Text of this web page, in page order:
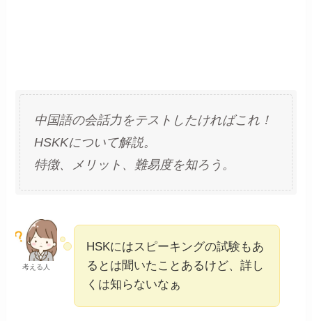
中国語の会話力をテストしたければこれ！
HSKKについて解説。
特徴、メリット、難易度を知ろう。
考える人
HSKにはスピーキングの試験もあ
るとは聞いたことあるけど、詳し
くは知らないなぁ